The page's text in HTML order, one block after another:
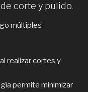
corte y pulido.
múltiples
realizar cortes y
permite minimizar